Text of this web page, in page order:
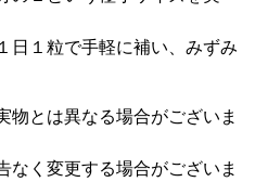
日１粒で手軽に補い、みずみ
とは異なる場合がございま
く変更する場合がございま